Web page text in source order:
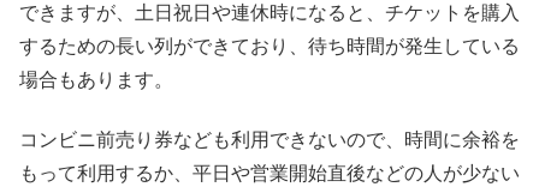
できますが、土日祝日や連休時になると、チケットを購入
するための長い列ができており、待ち時間が発生している
場合もあります。
コンビニ前売り券なども利用できないので、時間に余裕を
もって利用するか、平日や営業開始直後などの人が少ない